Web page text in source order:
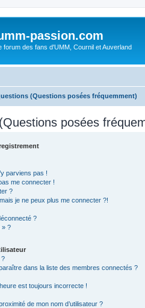
passion.com
forum des fans d'UMM, Cournil et Auverland
(Questions posées fréquemment)
posées
parviens pas !
me connecter !
?
je ne peux plus me connecter ?!
?
» ?
?
dans la liste des membres connectés ?
est toujours incorrecte !
de mon nom d’utilisateur ?